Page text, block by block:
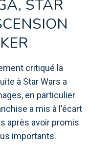
STAR
critiqué la
à Star Wars a
en particulier
a mis à l'écart
après avoir promis
importants.